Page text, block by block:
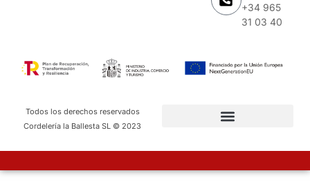
+34 965
31 03 40
Todos los derechos reservados
Cordelería la Ballesta SL © 2023